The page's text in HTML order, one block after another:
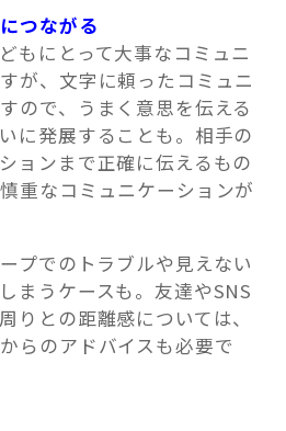
つながる
もにとって大事なコミュニ
が、文字に頼ったコミュニ
ので、うまく意思を伝える
に発展することも。相手の
ョンまで正確に伝えるもの
重なコミュニケーションが
プでのトラブルや見えない
まうケースも。友達やSNS
りとの距離感については、
らのアドバイスも必要で